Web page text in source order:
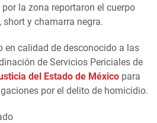
la zona reportaron el cuerpo
short y chamarra negra.
en calidad de desconocido a las
de Servicios Periciales de
del Estado de México para
por el delito de homicidio.